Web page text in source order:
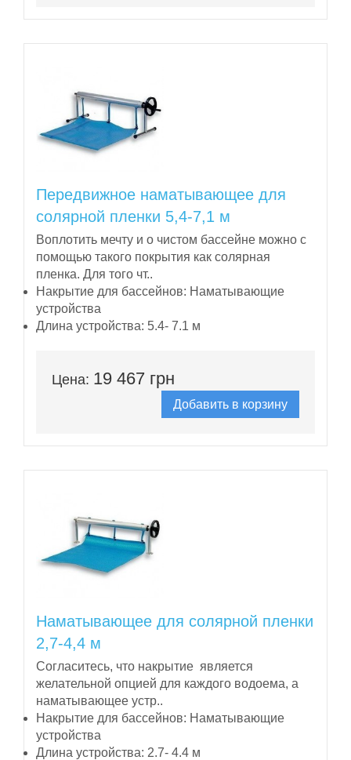
Передвижное наматывающее для
солярной пленки 5,4-7,1 м
Воплотить мечту и о чистом бассейне можно с
помощью такого покрытия как солярная
пленка. Для того чт..
Накрытие для бассейнов: Наматывающие
устройства
Длина устройства: 5.4- 7.1 м
Цена: 19 467 грн
Добавить в корзину
Наматывающее для солярной пленки
2,7-4,4 м
Согласитесь, что накрытие является
желательной опцией для каждого водоема, а
наматывающее устр..
Накрытие для бассейнов: Наматывающие
устройства
Длина устройства: 2.7- 4.4 м